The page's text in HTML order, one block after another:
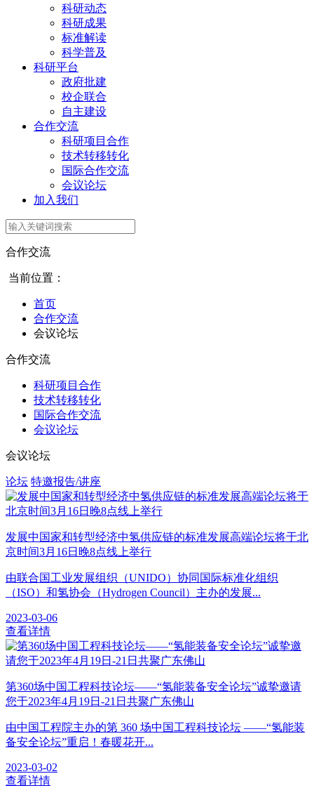
科研动态
科研成果
标准解读
科学普及
科研平台
政府批建
校企联合
自主建设
合作交流
科研项目合作
技术转移转化
国际合作交流
会议论坛
加入我们
合作交流
当前位置：
首页
合作交流
会议论坛
合作交流
科研项目合作
技术转移转化
国际合作交流
会议论坛
会议论坛
论坛 特邀报告/讲座
发展中国家和转型经济中氢供应链的标准发展高端论坛将于北
京时间3月16日晚8点线上举行
由联合国工业发展组织（UNIDO）协同国际标准化组织
（ISO）和氢协会（Hydrogen Council）主办的发展...
2023-03-06
查看详情
第360场中国工程科技论坛——“氢能装备安全论坛”诚挚邀请
您于2023年4月19日-21日共聚广东佛山
由中国工程院主办的第 360 场中国工程科技论坛 ——“氢能装
备安全论坛”重启！春暖花开...
2023-03-02
查看详情